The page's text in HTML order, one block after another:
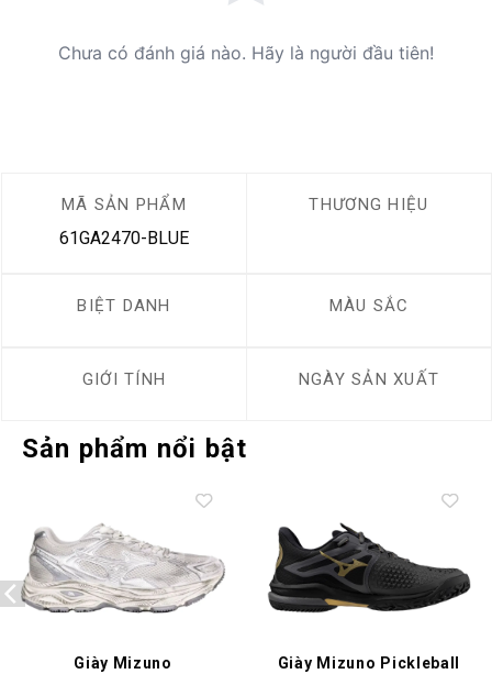
Chưa có đánh giá nào. Hãy là người đầu tiên!
MÃ SẢN PHẨM
61GA2470-BLUE
THƯƠNG HIỆU
BIỆT DANH MÀU SẮC
GIỚI TÍNH NGÀY SẢN XUẤT
Sản phẩm nổi bật
Add to
wishlist
Giày Mizuno
Add to
wishlist
Giày Mizuno Pickleball